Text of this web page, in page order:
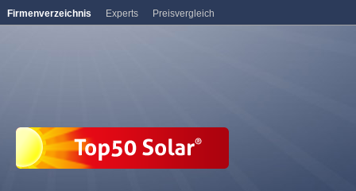
Firmenverzeichnis Experts Preisvergleich